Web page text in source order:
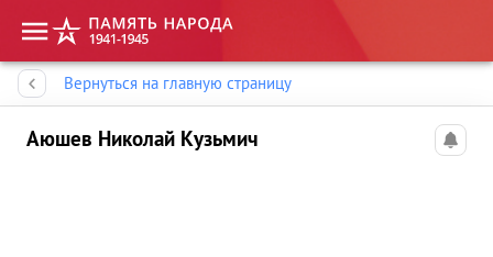
Вернуться на главную страницу
Аюшев Николай Кузьмич
Память народа